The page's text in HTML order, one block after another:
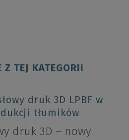
Z TEJ KATEGORII
druk 3D LPBF w
tłumików
druk 3D – nowy